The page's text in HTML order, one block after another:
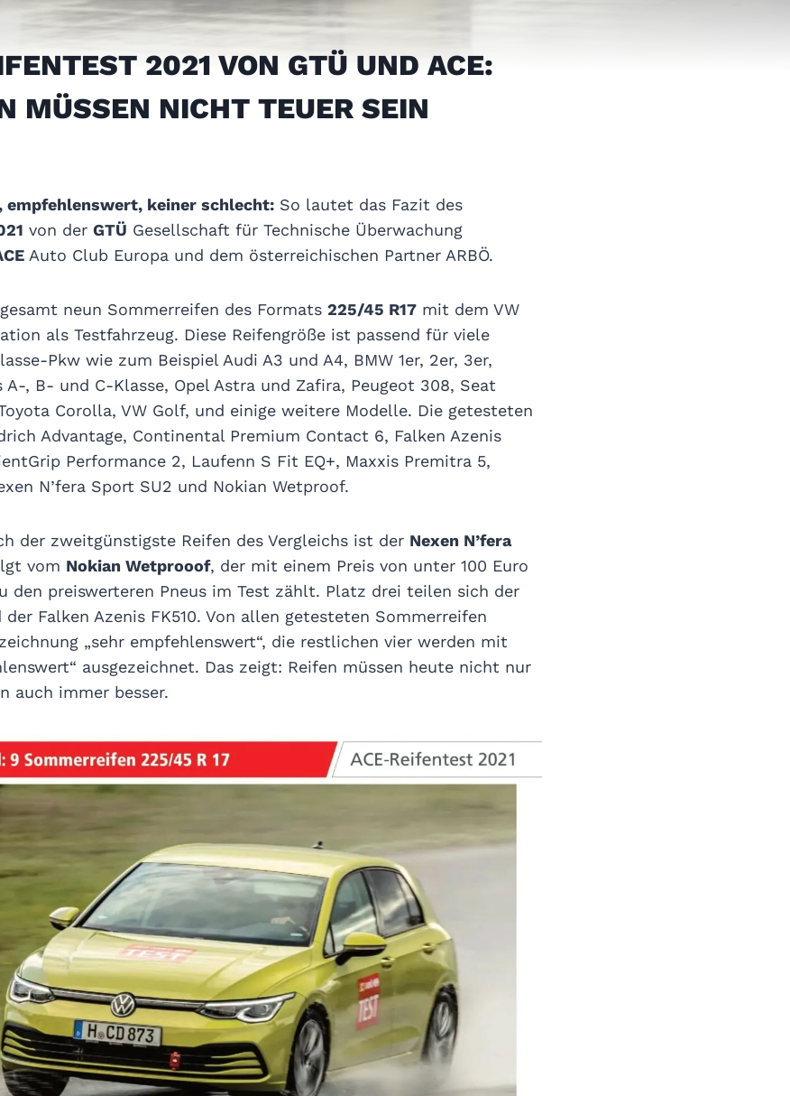
2021 VON GTÜ UND ACE:
MÜSSEN NICHT TEUER SEIN
empfehlenswert, keiner schlecht: So lautet das Fazit des
von der GTÜ Gesellschaft für Technische Überwachung
Auto Club Europa und dem österreichischen Partner ARBÖ.
neun Sommerreifen des Formats 225/45 R17 mit dem VW
als Testfahrzeug. Diese Reifengröße ist passend für viele
Pkw wie zum Beispiel Audi A3 und A4, BMW 1er, 2er, 3er,
A-, B- und C-Klasse, Opel Astra und Zafira, Peugeot 308, Seat
Corolla, VW Golf, und einige weitere Modelle. Die getesteten
Advantage, Continental Premium Contact 6, Falken Azenis
Performance 2, Laufenn S Fit EQ+, Maxxis Premitra 5,
N’fera Sport SU2 und Nokian Wetproof.
der zweitgünstigste Reifen des Vergleichs ist der Nexen N’fera
vom Nokian Wetprooof, der mit einem Preis von unter 100 Euro
den preiswerteren Pneus im Test zählt. Platz drei teilen sich der
Falken Azenis FK510. Von allen getesteten Sommerreifen
„sehr empfehlenswert“, die restlichen vier werden mit
ausgezeichnet. Das zeigt: Reifen müssen heute nicht nur
auch immer besser.